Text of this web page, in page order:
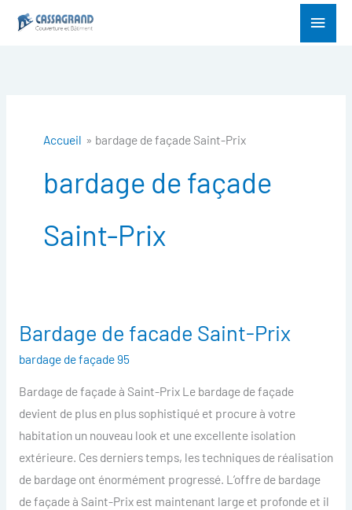
Menu
Accueil bardage de façade Saint-Prix
bardage de façade
Saint-Prix
Bardage de facade Saint-Prix
bardage de façade 95
Bardage de façade à Saint-Prix Le bardage de façade
devient de plus en plus sophistiqué et procure à votre
habitation un nouveau look et une excellente isolation
extérieure. Ces derniers temps, les techniques de réalisation
de bardage ont énormément progressé. L’offre de bardage
de façade à Saint-Prix est maintenant large et profonde et il
Bardage
Saint-
Prix